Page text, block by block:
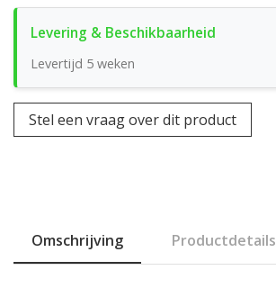
Levertijd 5 weken
Stel een vraag over dit product
Omschrijving Productdetails